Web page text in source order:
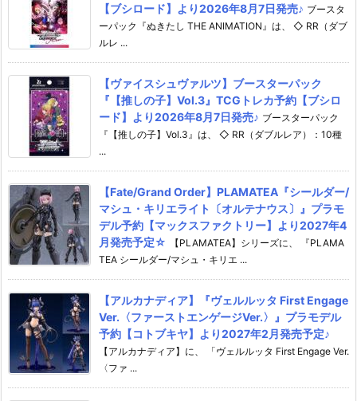
【ブシロード】より2026年8月7日発売♪ ブースタ
ーパック『ぬきたし THE ANIMATION』は、 ◇ RR（ダブ
ルレ ...
【ヴァイスシュヴァルツ】ブースターパック
『【推しの子】Vol.3』TCGトレカ予約【ブシロ
ード】より2026年8月7日発売♪ ブースターパック
『【推しの子】Vol.3』は、 ◇ RR（ダブルレア）：10種
...
【Fate/Grand Order】PLAMATEA『シールダー/
マシュ・キリエライト〔オルテナウス〕』プラモ
デル予約【マックスファクトリー】より2027年4
月発売予定☆
【PLAMATEA】シリーズに、 『PLAMA
TEA シールダー/マシュ・キリエ ...
【アルカナディア】『ヴェルルッタ First Engage
Ver.〈ファーストエンゲージVer.〉』プラモデル
予約【コトブキヤ】より2027年2月発売予定♪
【アルカナディア】に、 「ヴェルルッタ First Engage Ver.
〈ファ ...